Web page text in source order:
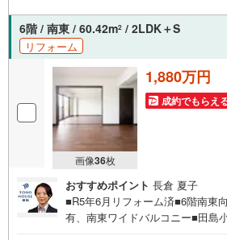
ローン、引渡しまで安全安心な
白馬グループ各社（白馬建設、大
サービス）と連携したプラスアッ
から引越し後のバックアップまで
6階 / 南東 / 60.42m2 / 2LDK＋S
リフォーム
画像36枚
1,880万円
成約でもらえ
おすすめポイント 長倉 夏子
■R5年6月リフォーム済■6階南東
有、南東ワイドバルコニー■田島